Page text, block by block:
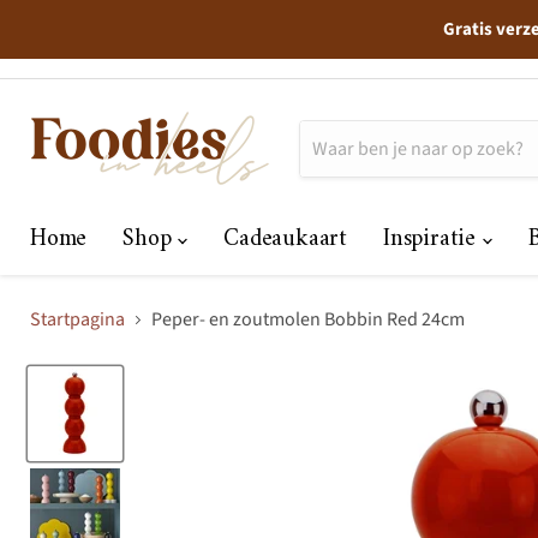
Gratis
Home Shop Cadeaukaart Inspiratie
Startpagina Peper- en zoutmolen Bobbin Red 24cm